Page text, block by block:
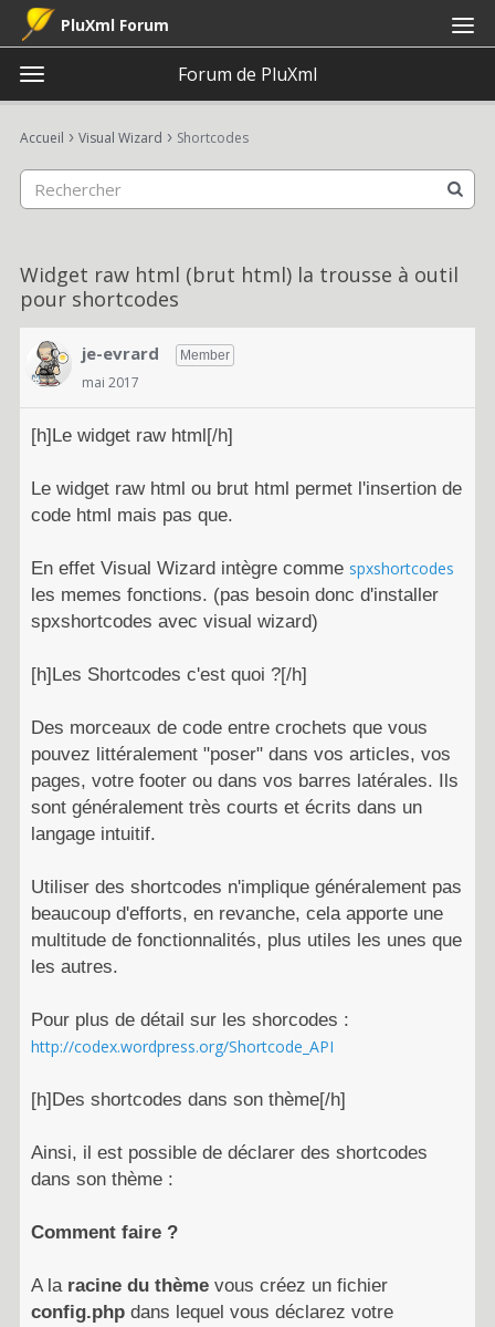
PluXml Forum
t
g
e
n
u
Forum de PluXml
Connexion
Catégories
Discussions
Activité
Connexion S'inscrire
Accueil › Visual Wizard › Shortcodes
Widget raw html (brut html) la trousse à outil
pour shortcodes
je-evrard Member
mai 2017
[h]Le widget raw html[/h]
Le widget raw html ou brut html permet l'insertion de
code html mais pas que.
En effet Visual Wizard intègre comme spxshortcodes
les memes fonctions. (pas besoin donc d'installer
spxshortcodes avec visual wizard)
[h]Les Shortcodes c'est quoi ?[/h]
Des morceaux de code entre crochets que vous
pouvez littéralement "poser" dans vos articles, vos
pages, votre footer ou dans vos barres latérales. Ils
sont généralement très courts et écrits dans un
langage intuitif.
Utiliser des shortcodes n'implique généralement pas
beaucoup d'efforts, en revanche, cela apporte une
multitude de fonctionnalités, plus utiles les unes que
les autres.
Pour plus de détail sur les shorcodes :
http://codex.wordpress.org/Shortcode_API
[h]Des shortcodes dans son thème[/h]
Ainsi, il est possible de déclarer des shortcodes
dans son thème :
Comment faire ?
A la racine du thème vous créez un fichier
config.php dans lequel vous déclarez votre